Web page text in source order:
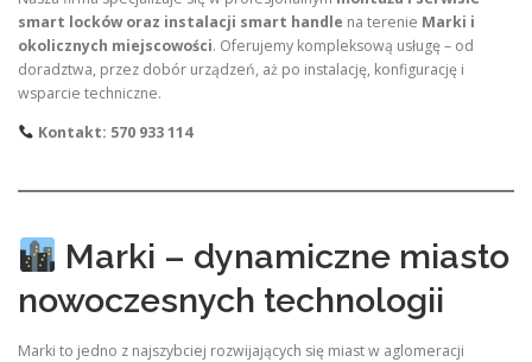
smart locków oraz instalacji smart handle na terenie Marki i
okolicznych miejscowości. Oferujemy kompleksową usługę – od
doradztwa, przez dobór urządzeń, aż po instalację, konfigurację i
wsparcie techniczne.
Kontakt: 570 933 114
Marki – dynamiczne miasto
nowoczesnych technologii
Marki to jedno z najszybciej rozwijających się miast w aglomeracji